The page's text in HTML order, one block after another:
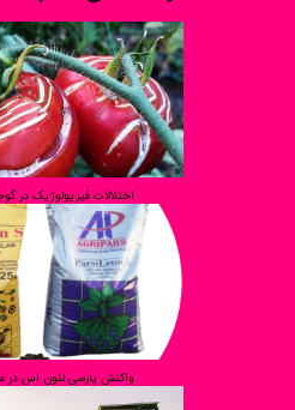
اختلالات فیزیولوژیک در
واکنش پارسی لئون اس در